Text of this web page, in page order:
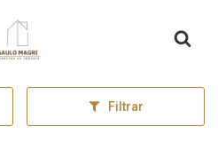
Página inicial
Filtrar